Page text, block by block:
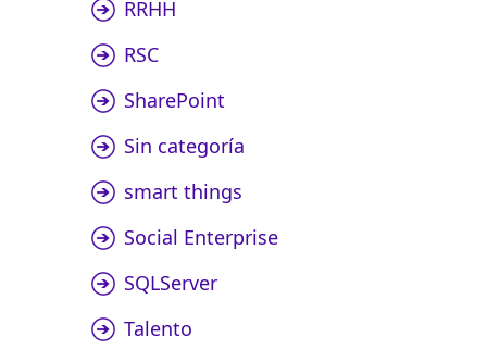
RRHH
RSC
SharePoint
Sin categoría
smart things
Social Enterprise
SQLServer
Talento